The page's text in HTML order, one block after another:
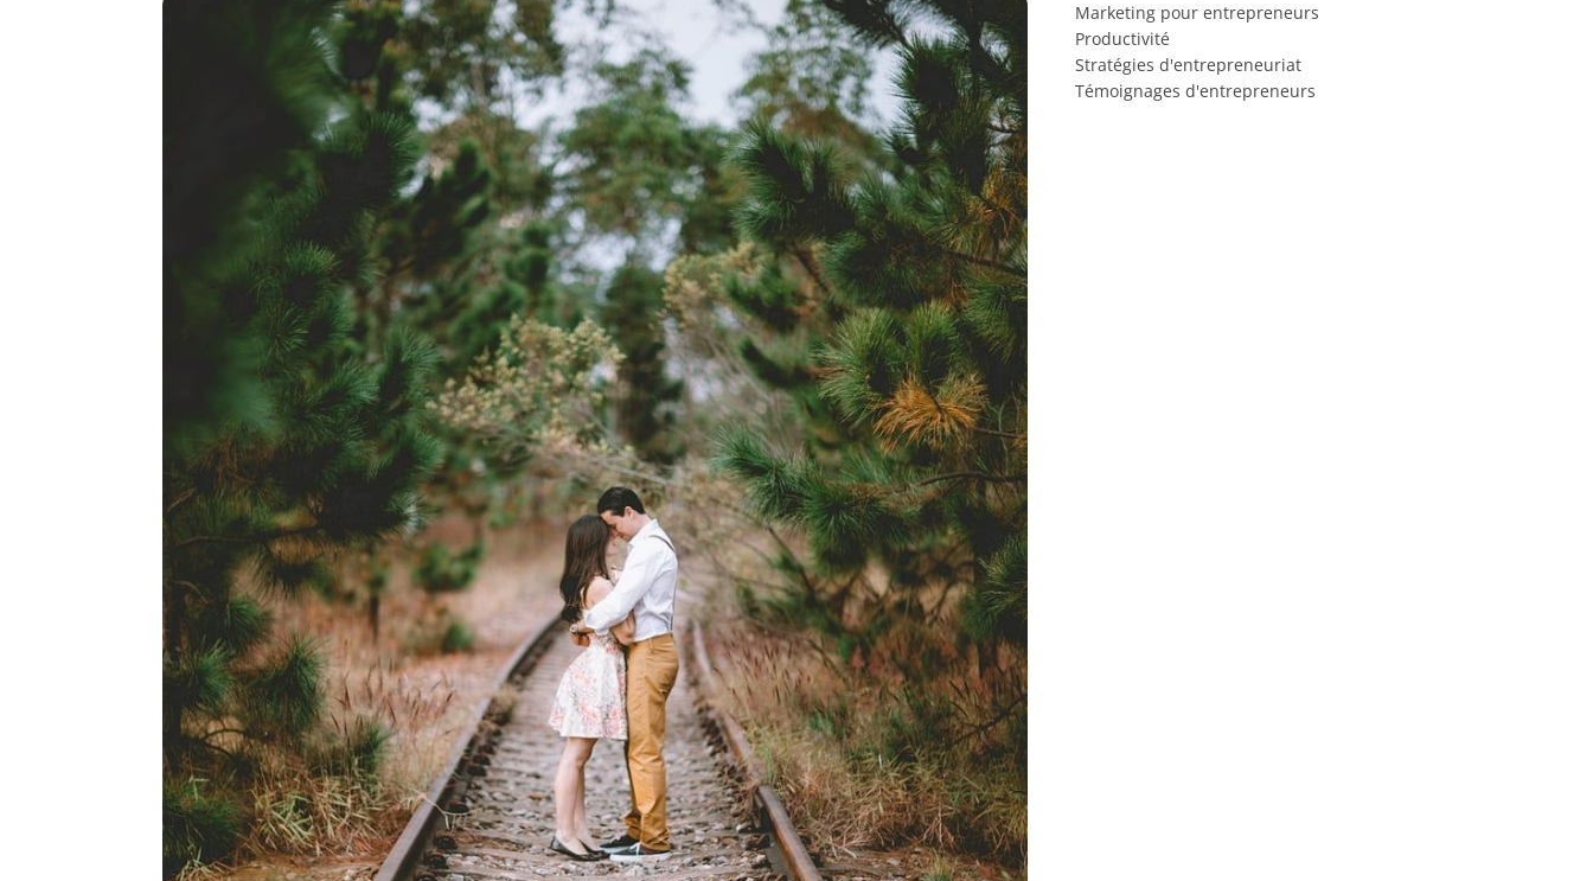
Marketing pour entrepreneurs
Productivité
Stratégies d'entrepreneuriat
Témoignages d'entrepreneurs